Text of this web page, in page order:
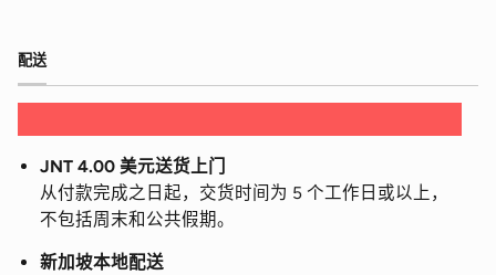
配送
JNT 4.00 美元送货上门
从付款完成之日起，交货时间为 5 个工作日或以上，
不包括周末和公共假期。
新加坡本地配送